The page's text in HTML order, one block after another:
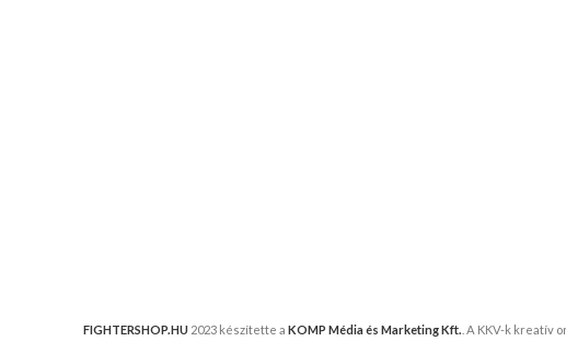
FIGHTERSHOP.HU 2023 készítette a KOMP Média és Marketing Kft. . A KKV-k kreatív